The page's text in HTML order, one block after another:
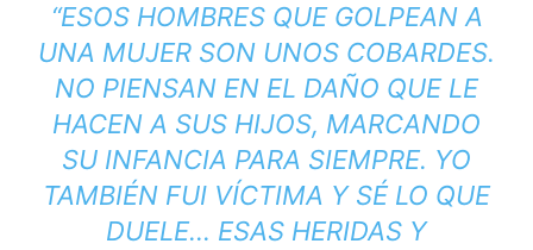
“ESOS HOMBRES QUE GOLPEAN A
UNA MUJER SON UNOS COBARDES.
NO PIENSAN EN EL DAÑO QUE LE
HACEN A SUS HIJOS, MARCANDO
SU INFANCIA PARA SIEMPRE. YO
TAMBIÉN FUI VÍCTIMA Y SÉ LO QUE
DUELE… ESAS HERIDAS Y